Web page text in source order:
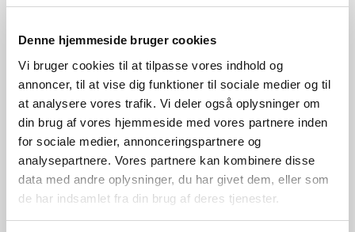
Denne hjemmeside bruger cookies
Vi bruger cookies til at tilpasse vores indhold og
annoncer, til at vise dig funktioner til sociale medier og til
at analysere vores trafik. Vi deler også oplysninger om
din brug af vores hjemmeside med vores partnere inden
for sociale medier, annonceringspartnere og
analysepartnere. Vores partnere kan kombinere disse
data med andre oplysninger, du har givet dem, eller som
de har indsamlet fra din brug af deres tjenester.